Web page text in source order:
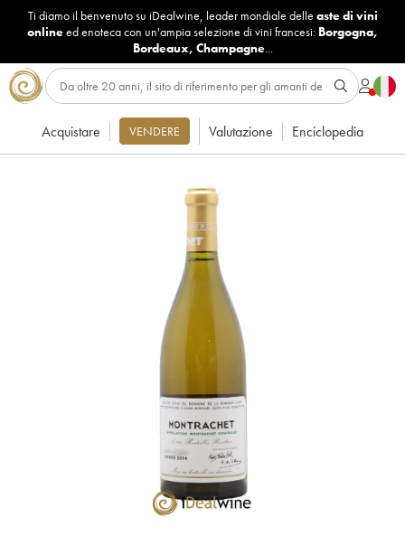
Ti diamo il benvenuto su iDealwine, leader mondiale delle aste di vini
onlineed enoteca con un'ampia selezione di vini francesi: Borgogna,
Bordeaux, Champagne...
Acquistare VENDERE Valutazione Enciclopedia